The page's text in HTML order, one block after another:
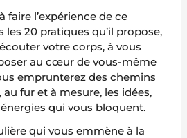
faire l’expérience de ce
les 20 pratiques qu’il propose,
votre corps, à vous
au cœur de vous-même
emprunterez des chemins
fur et à mesure, les idées,
qui vous bloquent.
qui vous emmène à la